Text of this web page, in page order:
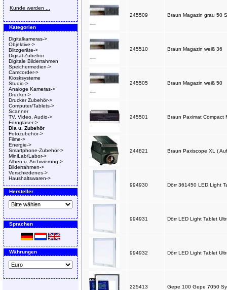
Kunde werden ...
Kategorien
Digitalkameras->
Objektive->
Blitzgeräte->
Digital-Zubehör
Digitale Bilderrahmen
Speichermedien->
Camcorder->
Kiosksysteme
Studio->
Analoge Kameras->
Drucker->
Drucker Zubehör->
Computer/Tablets->
Scanner
TV, Video, Audio->
Ferngläser->
Dia u. Zubehör
Fotozubehör->
Filme->
Energie->
Smartphone-Zubehör->
MiniLab/Labor->
Alben u. Archivierung->
Bilderrahmen->
Verschiedenes->
Haushaltswaren->
Hersteller
Sprachen
Währungen
245509 Braun Magazin grau 50 S
245510 Braun Magazin weiß 36
245505 Braun Magazin weiß 50
245501 Braun Paximat Compact
244821 Braun Paxiscope XL (
994930 Dörr 361450 LED Light
994931 Dörr LED Light Tablet
994932 Dörr LED Light Tablet
225413 Gepe 100 Gepe 7050